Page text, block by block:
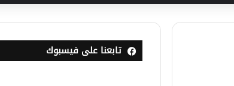
تابعنا على فيسبوك